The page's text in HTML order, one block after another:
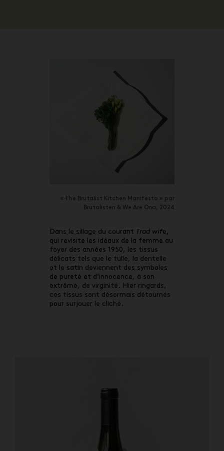
« The Brutalist Kitchen Manifesto » par
Brutalisten & We Are Ona, 2024
Dans le sillage du courant Trad wife ,
qui revisite les idéaux de la femme au
foyer des années 1950, les tissus
délicats tels que le tulle, la dentelle
et le satin deviennent des symboles
de pureté et d’innocence, à son
extrême, de virginité. Hier ringards,
ces tissus sont désormais détournés
pour surjouer le cliché.